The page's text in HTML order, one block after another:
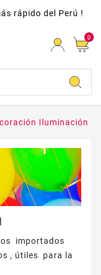
rápido del Perú !
0
Iluminación
importados
, útiles para la